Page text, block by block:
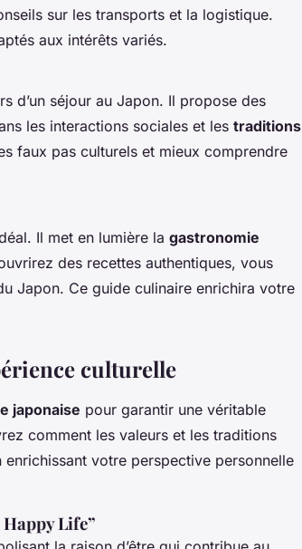
sur les transports et la logistique.
aux intérêts variés.
d’un séjour au Japon. Il propose des
les interactions sociales et les traditions
faux pas culturels et mieux comprendre
Il met en lumière la gastronomie
des recettes authentiques, vous
Japon. Ce guide culinaire enrichira votre
culturelle
japonaise pour garantir une véritable
comment les valeurs et les traditions
votre perspective personnelle
Life”